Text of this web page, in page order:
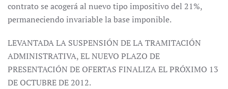
contrato se acogerá al nuevo tipo impositivo del 21%,
permaneciendo invariable la base imponible.
LEVANTADA LA SUSPENSIÓN DE LA TRAMITACIÓN
ADMINISTRATIVA, EL NUEVO PLAZO DE
PRESENTACIÓN DE OFERTAS FINALIZA EL PRÓXIMO 13
DE OCTUBRE DE 2012.